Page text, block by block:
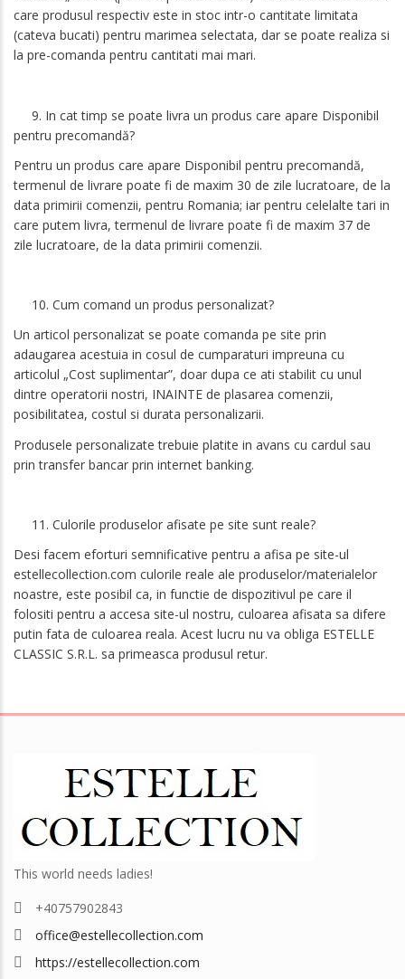
care produsul respectiv este in stoc intr-o cantitate limitata
(cateva bucati) pentru marimea selectata, dar se poate realiza si
la pre-comanda pentru cantitati mai mari.
9. In cat timp se poate livra un produs care apare Disponibil
pentru precomandă?
Pentru un produs care apare Disponibil pentru precomandă,
termenul de livrare poate fi de maxim 30 de zile lucratoare, de la
data primirii comenzii, pentru Romania; iar pentru celelalte tari in
care putem livra, termenul de livrare poate fi de maxim 37 de
zile lucratoare, de la data primirii comenzii.
10. Cum comand un produs personalizat?
Un articol personalizat se poate comanda pe site prin
adaugarea acestuia in cosul de cumparaturi impreuna cu
articolul „Cost suplimentar”, doar dupa ce ati stabilit cu unul
dintre operatorii nostri, INAINTE de plasarea comenzii,
posibilitatea, costul si durata personalizarii.
Produsele personalizate trebuie platite in avans cu cardul sau
prin transfer bancar prin internet banking.
11. Culorile produselor afisate pe site sunt reale?
Desi facem eforturi semnificative pentru a afisa pe site-ul
estellecollection.com culorile reale ale produselor/materialelor
noastre, este posibil ca, in functie de dispozitivul pe care il
folositi pentru a accesa site-ul nostru, culoarea afisata sa difere
putin fata de culoarea reala. Acest lucru nu va obliga ESTELLE
CLASSIC S.R.L. sa primeasca produsul retur.
This world needs ladies!
+40757902843
office@estellecollection.com
https://estellecollection.com